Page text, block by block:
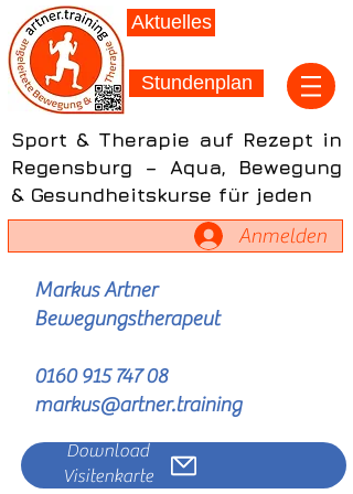
Aktuelles
Stundenplan
Sport & Therapie auf Rezept in
Regensburg – Aqua, Bewegung
& Gesundheitskurse für jeden
Anmelden
Markus Artner
Bewegungstherapeut
0160 915 747 08
markus@artner.training
Download
Visitenkarte